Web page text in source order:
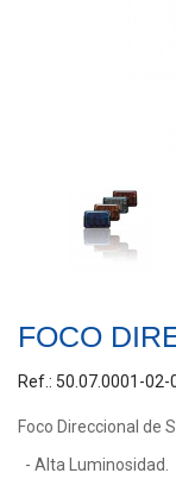
FOCO
Ref.: 50.07.0001-02-
Foco Direccional de
- Alta Luminosidad.